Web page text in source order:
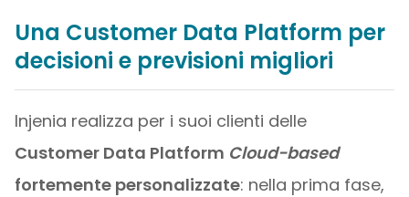
Una Customer Data Platform per
decisioni e previsioni migliori
Injenia realizza per i suoi clienti delle
Customer Data Platform Cloud-based
fortemente personalizzate: nella prima fase,